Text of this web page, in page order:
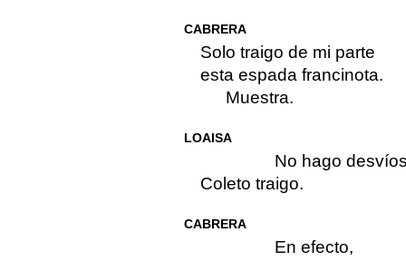
CABRERA
Solo traigo de mi parte
esta espada francinota.
Muestra.
LOAISA
No hago
Coleto traigo.
CABRERA
En efecto,